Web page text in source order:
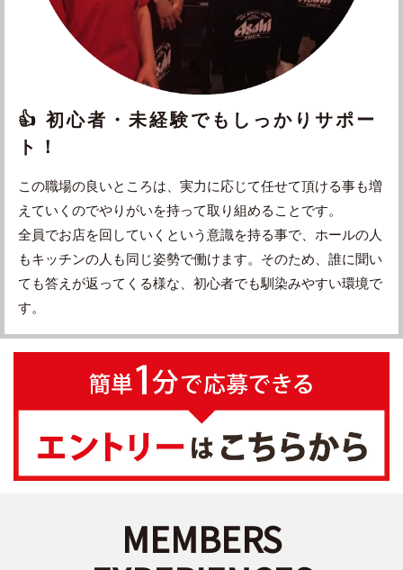
👍 初心者・未経験でもしっかりサポー
ト！
この職場の良いところは、実力に応じて任せて頂ける事も増
えていくのでやりがいを持って取り組めることです。
全員でお店を回していくという意識を持る事で、ホールの人
もキッチンの人も同じ姿勢で働けます。そのため、誰に聞い
ても答えが返ってくる様な、初心者でも馴染みやすい環境で
す。
MEMBERS